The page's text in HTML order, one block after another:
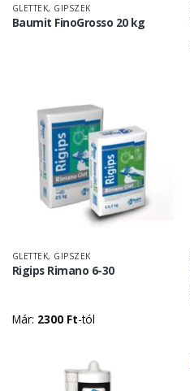
GLETTEK, GIPSZEK
Baumit FinoGrosso 20 kg
GLETTEK, GIPSZEK
Rigips Rimano 6-30
Már: 2300 Ft-tól